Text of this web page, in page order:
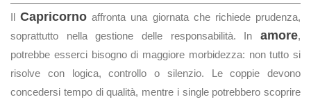
IlCapricorno affronta una giornata che richiede prudenza,
soprattutto nella gestione delle responsabilità. In amore,
potrebbe esserci bisogno di maggiore morbidezza: non tutto si
risolve con logica, controllo o silenzio. Le coppie devono
concedersi tempo di qualità, mentre i single potrebbero scoprire